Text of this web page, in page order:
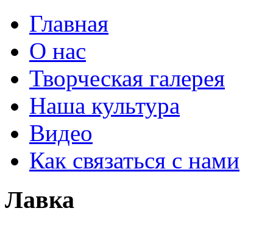
Главная
О нас
Творческая галерея
Наша культура
Видео
Как связаться с нами
Лавка